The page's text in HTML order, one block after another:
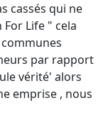
cassés qui ne
Life " cela
par rapport
vérité' alors
emprise , nous